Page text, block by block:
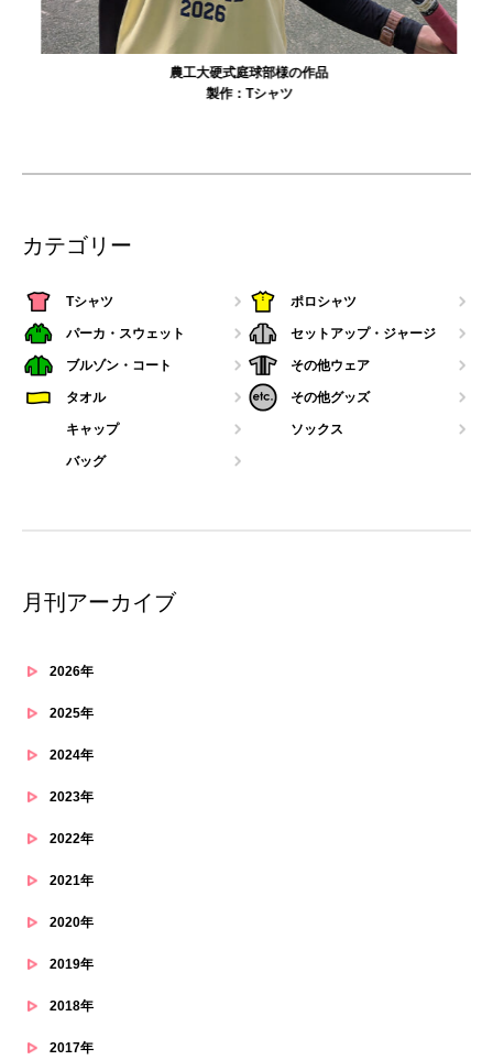
農工大硬式庭球部様の作品
製作： Tシャツ
カテゴリー
Tシャツ ポロシャツ
パーカ・スウェット セットアップ・ジャージ
ブルゾン・コート その他ウェア
タオル その他グッズ
キャップ ソックス
バッグ
月刊アーカイブ
2026年
2025年
2024年
2023年
2022年
2021年
2020年
2019年
2018年
2017年